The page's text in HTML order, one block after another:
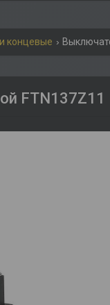
концевые
FTN137Z11